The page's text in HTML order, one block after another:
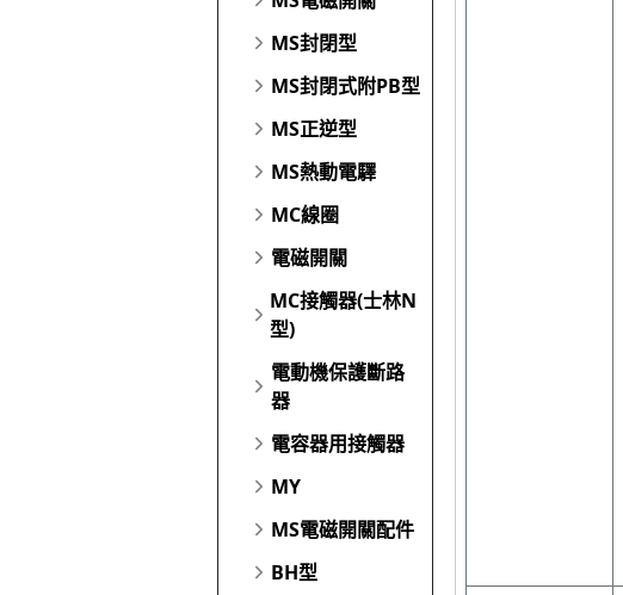
MS封閉型
MS封閉式附PB型
MS正逆型
MS熱動電驛
MC線圈
電磁開關
MC接觸器(士林N
型)
電動機保護斷路
器
電容器用接觸器
MY
MS電磁開關配件
BH型